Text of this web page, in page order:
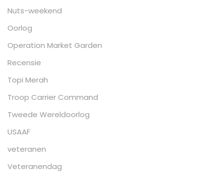
Nuts-weekend
Oorlog
Operation Market Garden
Recensie
Topi Merah
Troop Carrier Command
Tweede Wereldoorlog
USAAF
veteranen
Veteranendag